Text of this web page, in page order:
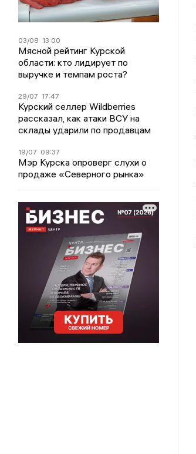
03/08 13:00
Мясной рейтинг Курской
области: кто лидирует по
выручке и темпам роста?
29/07 17:47
Курский селлер Wildberries
рассказал, как атаки ВСУ на
склады ударили по продавцам
19/07 09:37
Мэр Курска опроверг слухи о
продаже «Северного рынка»